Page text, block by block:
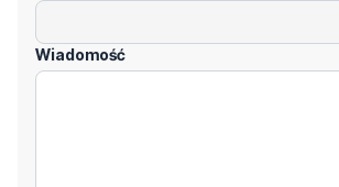
Wiadomość